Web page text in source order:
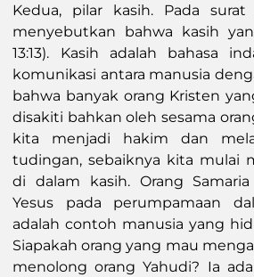
Kedua, pilar kasih. Pada
menyebutkan bahwa kasih
13:13). Kasih adalah bahasa
komunikasi antara manusia
bahwa banyak orang Kristen
disakiti bahkan oleh sesama
kita menjadi hakim dan
tudingan, sebaiknya kita mulai
di dalam kasih. Orang
Yesus pada perumpamaan
adalah contoh manusia yang
Siapakah orang yang mau
menolong orang Yahudi? Ia